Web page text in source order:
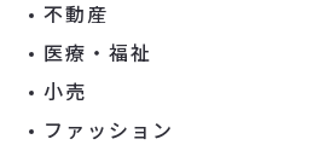
不動産
医療・福祉
小売
ファッション